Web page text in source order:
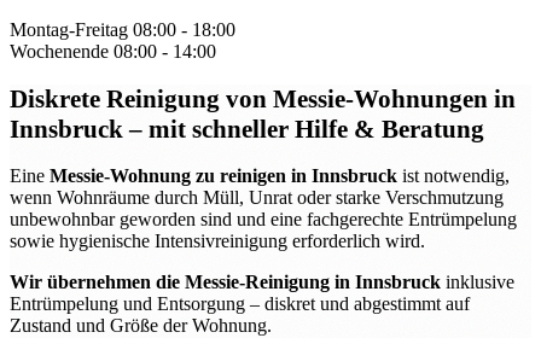
Montag-Freitag 08:00 - 18:00
Wochenende 08:00 - 14:00
Diskrete Reinigung von Messie-Wohnungen in
Innsbruck– mit schneller Hilfe & Beratung
Eine Messie-Wohnung zu reinigen in Innsbruck ist notwendig,
wenn Wohnräume durch Müll, Unrat oder starke Verschmutzung
unbewohnbar geworden sind und eine fachgerechte Entrümpelung
sowie hygienische Intensivreinigung erforderlich wird.
Wir übernehmen die Messie-Reinigung in Innsbruck inklusive
Entrümpelung und Entsorgung – diskret und abgestimmt auf
Zustand und Größe der Wohnung.